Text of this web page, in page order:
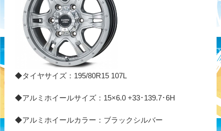
◆タイヤサイズ：195/80R15 107L
◆アルミホイールサイズ：15×6.0 +33･139.7･6H
◆アルミホイールカラー：ブラックシルバー